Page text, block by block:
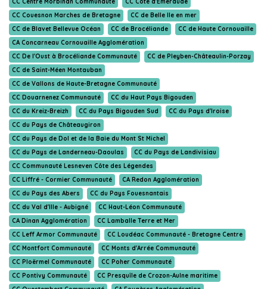
CC Couesnon Marches de Bretagne
CC de Belle Ile en mer
CC de Blavet Bellevue Océan
CC de Brocéliande
CC de Haute Cornouaille
CA Concarneau Cornouaille Agglomération
CC De l'Oust à Brocéliande Communauté
CC de Pleyben-Châteaulin-Porzay
CC de Saint-Méen Montauban
CC de Vallons de Haute-Bretagne Communauté
CC Douarnenez Communauté
CC du Haut Pays Bigouden
CC du Kreiz-Breizh
CC du Pays Bigouden Sud
CC du Pays d'Iroise
CC du Pays de Châteaugiron
CC du Pays de Dol et de la Baie du Mont St Michel
CC du Pays de Landerneau-Daoulas
CC du Pays de Landivisiau
CC Communauté Lesneven Côte des Légendes
CC Liffré - Cormier Communauté
CA Redon Agglomération
CC du Pays des Abers
CC du Pays Fouesnantais
CC du Val d'Ille - Aubigné
CC Haut-Léon Communauté
CA Dinan Agglomération
CC Lamballe Terre et Mer
CC Leff Armor Communauté
CC Loudéac Communauté - Bretagne Centre
CC Montfort Communauté
CC Monts d'Arrée Communauté
CC Ploërmel Communauté
CC Poher Communauté
CC Pontivy Communauté
CC Presquîle de Crozon-Aulne maritime